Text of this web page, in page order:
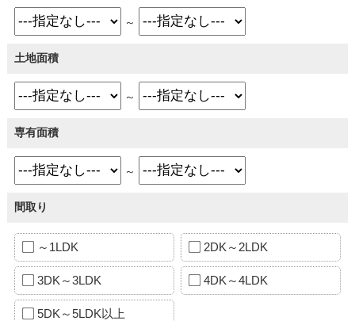
～
土地面積
～
専有面積
～
間取り
～1LDK 2DK～2LDK
3DK～3LDK 4DK～4LDK
5DK～5LDK以上